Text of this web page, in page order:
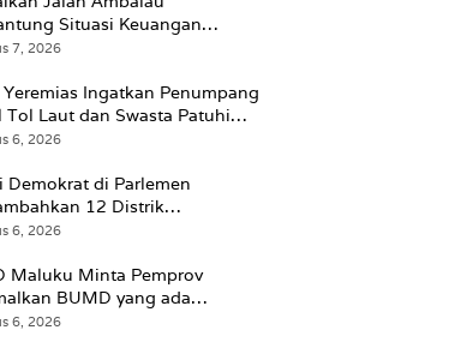
Situasi Keuangan
Maluku
7, 2026
Ingatkan Penumpang
Tol Laut dan Swasta Patuhi
BMKG
6, 2026
Demokrat di Parlemen
12 Distrik
Trump
6, 2026
Maluku Minta Pemprov
BUMD yang ada
Menambah Baru
6, 2026